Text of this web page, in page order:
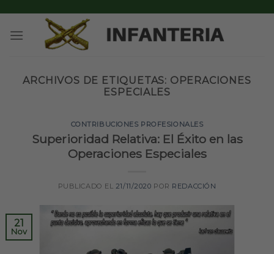
content
ARCHIVOS DE ETIQUETAS: OPERACIONES
ESPECIALES
CONTRIBUCIONES PROFESIONALES
Superioridad Relativa: El Éxito en las
Operaciones Especiales
PUBLICADO EL 21/11/2020 POR REDACCIÓN
21
Nov